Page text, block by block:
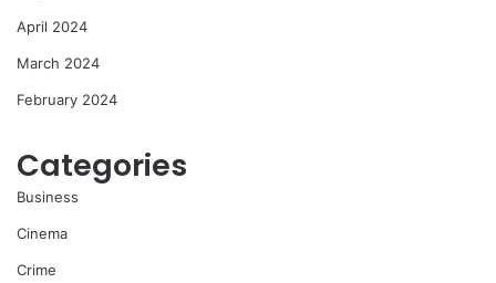
April 2024
March 2024
February 2024
Categories
Business
Cinema
Crime